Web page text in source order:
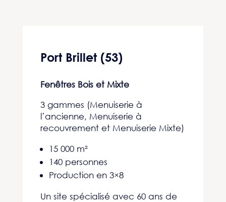
Port Brillet (53)
Fenêtres Bois et Mixte
3 gammes (Menuiserie à
l’ancienne, Menuiserie à
recouvrement et Menuiserie Mixte)
15 000 m²
140 personnes
Production en 3×8
Un site spécialisé avec 60 ans de